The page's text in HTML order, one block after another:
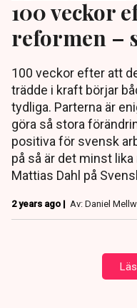
100 veckor
reformen –
100 veckor efter att
trädde i kraft börjar
tydliga. Parterna är
göra så stora
positiva för svensk
på så är det minst
Mattias Dahl på
2 years ago | Av: Daniel